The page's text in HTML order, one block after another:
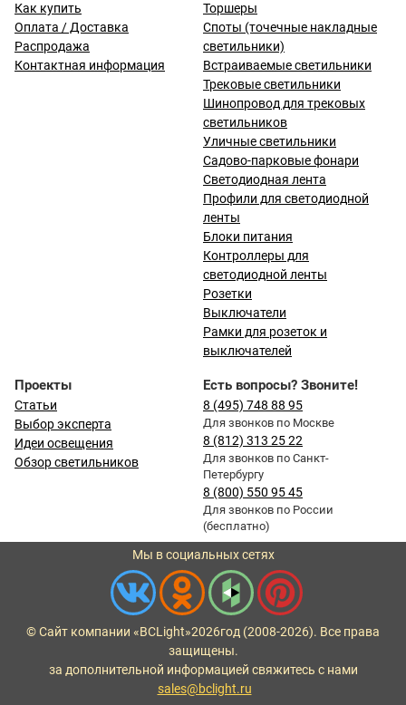
Как купить
Оплата / Доставка
Распродажа
Контактная информация
Торшеры
Споты (точечные накладные
светильники)
Встраиваемые светильники
Трековые светильники
Шинопровод для трековых
светильников
Уличные светильники
Садово-парковые фонари
Светодиодная лента
Профили для светодиодной
ленты
Блоки питания
Контроллеры для
светодиодной ленты
Розетки
Выключатели
Рамки для розеток и
выключателей
Проекты
Статьи
Выбор эксперта
Идеи освещения
Обзор светильников
Есть вопросы? Звоните!
8 (495) 748 88 95
Для звонков по Москве
8 (812) 313 25 22
Для звонков по Санкт-
Петербургу
8 (800) 550 95 45
Для звонков по России
(бесплатно)
Мы в социальных сетях
© Сайт компании «BCLight»2026год (2008-2026). Все права
защищены.
за дополнительной информацией свяжитесь с нами
sales@bclight.ru